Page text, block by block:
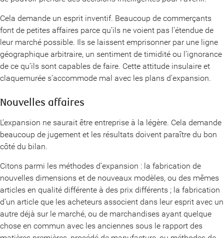
Cela demande un esprit inventif. Beaucoup de commerçants
font de petites affaires parce qu’ils ne voient pas l’étendue de
leur marché possible. Ils se laissent emprisonner par une ligne
géographique arbitraire, un sentiment de timidité ou l’ignorance
de ce qu’ils sont capables de faire. Cette attitude insulaire et
claquemurée s’accommode mal avec les plans d’expansion.
Nouvelles affaires
L’expansion ne saurait être entreprise à la légère. Cela demande
beaucoup de jugement et les résultats doivent paraître du bon
côté du bilan.
Citons parmi les méthodes d’expansion : la fabrication de
nouvelles dimensions et de nouveaux modèles, ou des mêmes
articles en qualité différente à des prix différents ; la fabrication
d’un article que les acheteurs associent dans leur esprit avec un
autre déjà sur le marché, ou de marchandises ayant quelque
chose en commun avec les anciennes sous le rapport des